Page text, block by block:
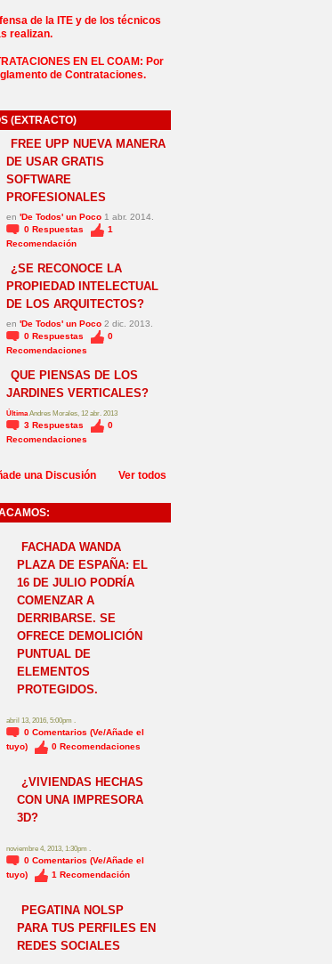
de la ITE y de los técnicos
realizan.
EN EL COAM: Por
de Contrataciones.
(EXTRACTO)
FREE UPP NUEVA MANERA
DE USAR GRATIS
SOFTWARE
PROFESIONALES
en 'De Todos' un Poco 1 abr. 2014.
0 Respuestas
1
Recomendación
¿SE RECONOCE LA
PROPIEDAD INTELECTUAL
DE LOS ARQUITECTOS?
en 'De Todos' un Poco 2 dic. 2013.
0 Respuestas
0
Recomendaciones
QUE PIENSAS DE LOS
JARDINES VERTICALES?
Última Andres Morales, 12 abr. 2013
3 Respuestas
0
Recomendaciones
una Discusión Ver todos
FACHADA WANDA
PLAZA DE ESPAÑA: EL
16 DE JULIO PODRÍA
COMENZAR A
DERRIBARSE. SE
OFRECE DEMOLICIÓN
PUNTUAL DE
ELEMENTOS
PROTEGIDOS.
abril 13, 2016, 5:00pm .
0 Comentarios (Ve/Añade el
tuyo)
0 Recomendaciones
¿VIVIENDAS HECHAS
CON UNA IMPRESORA
3D?
noviembre 4, 2013, 1:30pm .
0 Comentarios (Ve/Añade el
tuyo)
1 Recomendación
PEGATINA NOLSP
PARA TUS PERFILES EN
REDES SOCIALES